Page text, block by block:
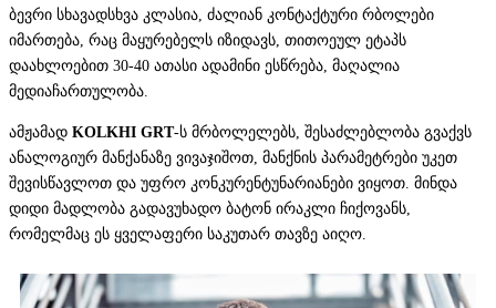
ბევრი სხავადსხვა კლასია, ძალიან კონტაქტური რბოლები
იმართება, რაც მაყურებელს იზიდავს, თითოეულ ეტაპს
დაახლოებით 30-40 ათასი ადამინი ესწრება, მაღალია
მედიაჩართულობა.
ამჟამად KOLKHI GRT-ს მრბოლელებს, შესაძლებლობა გვაქვს
ანალოგიურ მანქანაზე ვივაჯიშოთ, მანქნის პარამეტრები უკეთ
შევისწავლოთ და უფრო კონკურენტუნარიანები ვიყოთ. მინდა
დიდი მადლობა გადავუხადო ბატონ ირაკლი ჩიქოვანს,
რომელმაც ეს ყველაფერი საკუთარ თავზე აიღო.